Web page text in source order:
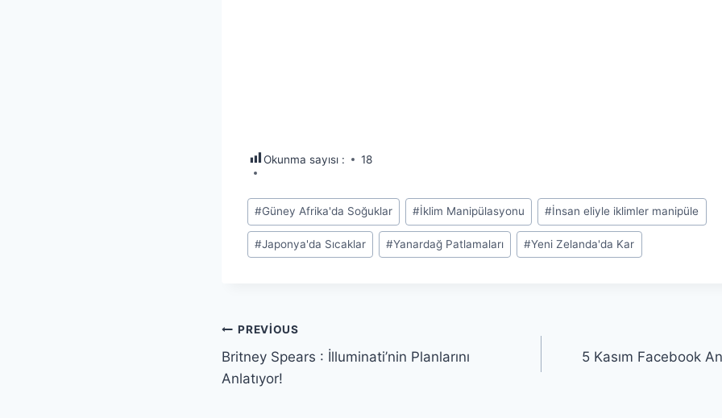
Okunma sayısı : 18
Post
Tags:
#Güney Afrika'da Soğuklar #İklim Manipülasyonu #İnsan eliyle iklimler manipüle
#Japonya'da Sıcaklar #Yanardağ Patlamaları #Yeni Zelanda'da Kar
Yazı
gezinmesi
PREVIOUS
Britney Spears : İlluminati’nin Planlarını
Anlatıyor!
5 Kasım Facebook